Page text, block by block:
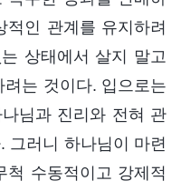
인 관계를 유지하려
상태에서 살지 말고
는 것이다. 입으로는
님과 진리와 전혀 관
그러니 하나님이 마련
척 수동적이고 강제적